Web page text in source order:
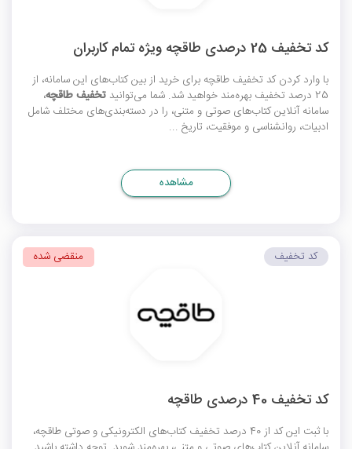
کد تخفیف 25 درصدی طاقچه ویژه تمام کاربران
با وارد کردنکد تخفیف طاقچه برای خرید از بین کتاب‌های این سامانه، از
25 درصد تخفیف بهره‌مند خواهید شد. شما می‌توانید
تخفیف طاقچه،
سامانه آنلاین کتاب‌های صوتی و متنی، را در دسته‌بندی‌های مختلف شامل
ادبیات، روانشناسی و موفقیت، تاریخ ...
مشاهده
کد تخفیف 40 درصدی طاقچه
با ثبت این کد از 40 درصد تخفیف کتاب‌های الکترونیکی و صوتی طاقچه،
کد تخفیف منقضی شده